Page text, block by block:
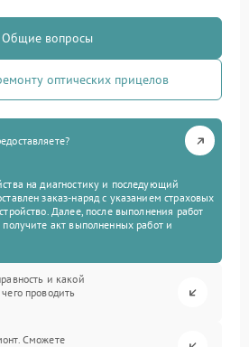
Общие вопросы
оптических прицелов
на диагностику и последующий
заказ-наряд с указанием страховых
Далее, после выполнения работ
акт выполненных работ и
и какой
проводить
Сможете